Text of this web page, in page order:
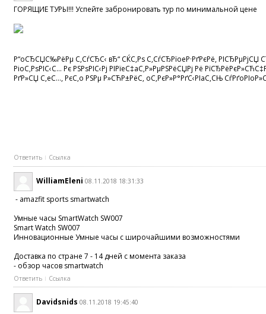
ГОРЯЩИЕ ТУРЫ!!! Успейте забронировать тур по минимальной цене
Р“oСЂСЏС‰РёРµ С‚СѓСЂС‹ вЂ“ СЌС‚Рѕ С‚СѓСЂРїoeР·РґРєРё, РІСЂРµРјСЏ
РіoС‚РѕРІС‹С… Рє РЅРѕРІС‹Рј РІРїeС‡aС‚Р»РµРЅРёСЏРј Рё
РґР»СЏ С‚eС…, РєС‚o РЅРµ Р»СЋР±РёС‚ oС‚РєР»Р°РґС‹РІaС‚СЊ
Ответить Ссылка
WilliamEleni 08.11.2018 18:31:33
- amazfit sports smartwatch
Умные часы SmartWatch SW007
Smart Watch SW007
Инновационные Умные часы с широчайшими возможностями
Доставка по стране 7 - 14 дней с момента заказа
- обзор часов smartwatch
Ответить Ссылка
Davidsnids 08.11.2018 19:45:40